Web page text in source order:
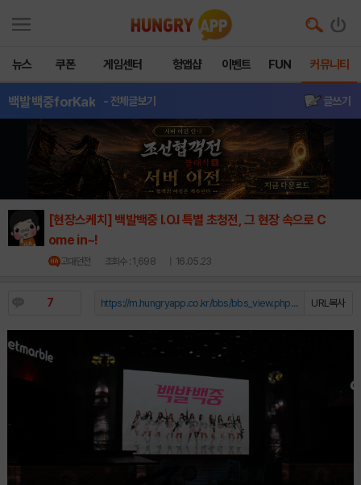
뉴스 쿠폰 게임센터 헝앱샵 이벤트 FUN 커뮤니티
백발백중forKak - 전체글보기 글쓰기
[현장스케치] 백발백중 I.O.I 특별 초청전, 그 현장 속으로 C
ome in~!
고대던전 조회수 : 1,698 | 16.05.23
7 URL복사
https://m.hungryapp.co.kr/bbs/bbs_view.php?durl=Y...